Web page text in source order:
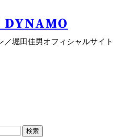
／堀田佳男オフィシャルサイト